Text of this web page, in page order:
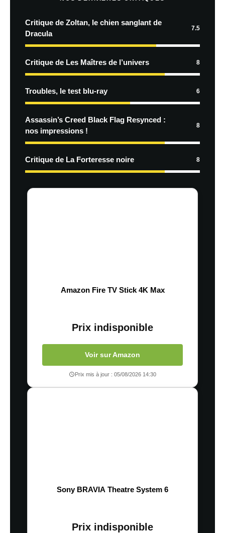
Critique de Zoltan, le chien sanglant de
Dracula
7.5
Critique de Les Maîtres de l’univers 8
Troubles, le test blu-ray 6
Assassin’s Creed Black Flag Resynced :
nos impressions !
8
Critique de La Forteresse noire 8
Amazon Fire TV Stick 4K Max
Prix indisponible
Voir sur Amazon
Prix mis à jour : 05/08/2026 14:30
Sony BRAVIA Theatre System 6
Prix indisponible